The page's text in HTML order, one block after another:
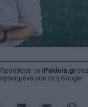
Πρόσθεσε το iPaideia.gr στα
αγαπημένα σου στη Google